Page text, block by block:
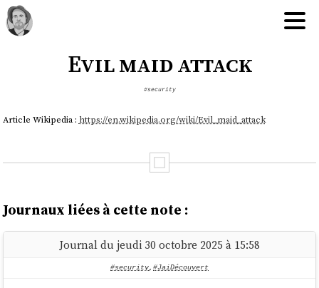
Evil maid attack
#security
Article Wikipedia : https://en.wikipedia.org/wiki/Evil_maid_attack
Journaux liées à cette note :
Journal du jeudi 30 octobre 2025 à 15:58
#security, #JaiDécouvert